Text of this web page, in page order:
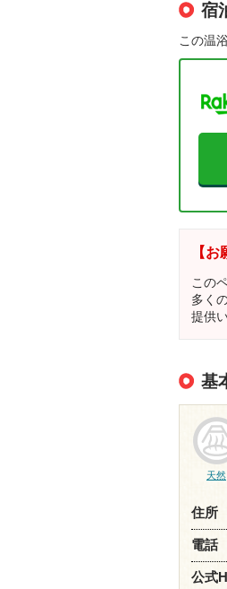
宿
この温
【お
この
多く
提供
基
天然
住所
電話
公式